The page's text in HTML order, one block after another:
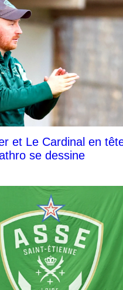
et Le Cardinal en
se dessine